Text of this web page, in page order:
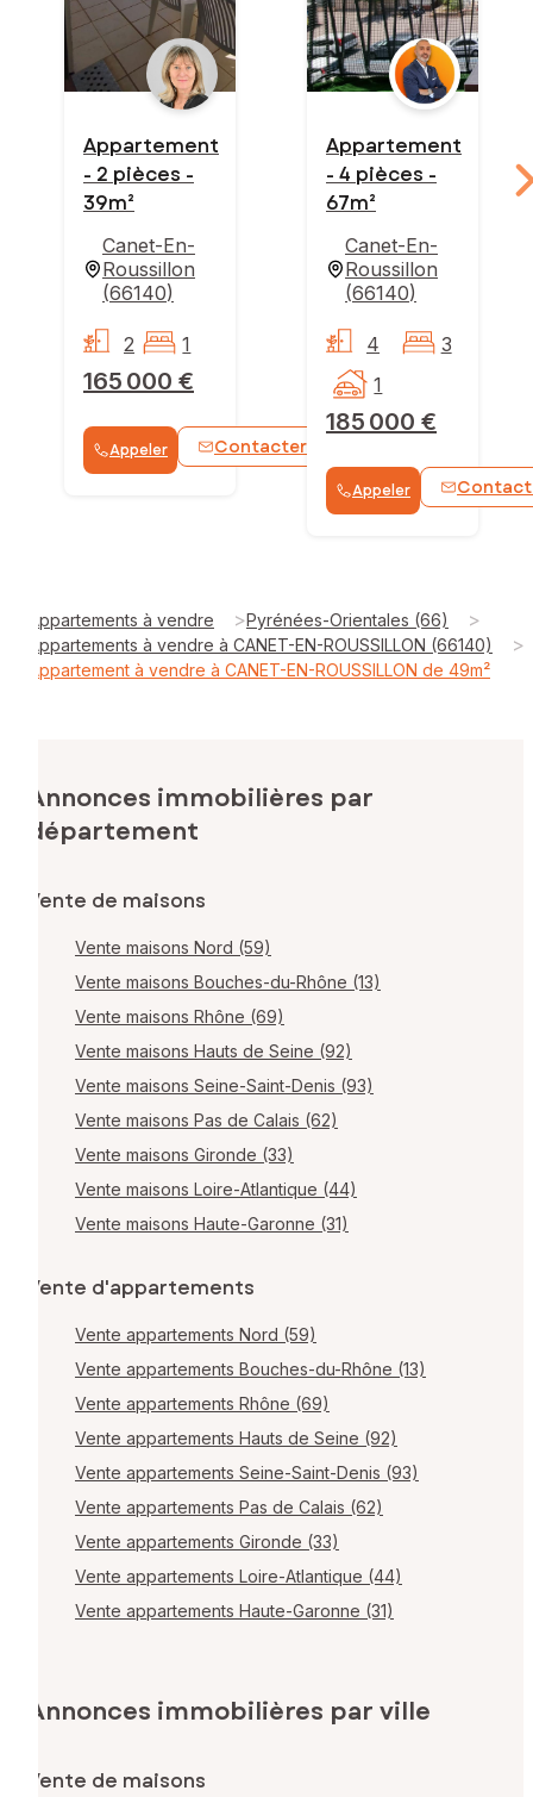
Appartement
- 2 pièces -
39m²
Canet-En-
Roussillon
(66140)
165 000 €
2 1
Appeler Contacter
Appartement
- 4 pièces -
67m²
Canet-En-
Roussillon
(66140)
185 000 €
4
3
1
Appeler
Appartements à vendre >Pyrénées-Orientales (66) >
Appartements à vendre à CANET-EN-ROUSSILLON (66140) >
Appartement à vendre à CANET-EN-ROUSSILLON de 49m²
Annonces immobilières par
département
Vente de maisons
Vente maisons Nord (59)
Vente maisons Bouches-du-Rhône (13)
Vente maisons Rhône (69)
Vente maisons Hauts de Seine (92)
Vente maisons Seine-Saint-Denis (93)
Vente maisons Pas de Calais (62)
Vente maisons Gironde (33)
Vente maisons Loire-Atlantique (44)
Vente maisons Haute-Garonne (31)
Vente d'appartements
Vente appartements Nord (59)
Vente appartements Bouches-du-Rhône (13)
Vente appartements Rhône (69)
Vente appartements Hauts de Seine (92)
Vente appartements Seine-Saint-Denis (93)
Vente appartements Pas de Calais (62)
Vente appartements Gironde (33)
Vente appartements Loire-Atlantique (44)
Vente appartements Haute-Garonne (31)
Annonces immobilières par ville
Vente de maisons